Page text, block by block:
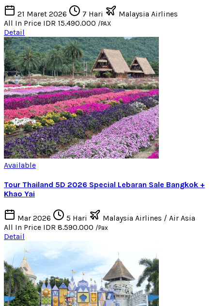
21 Maret 2026 7 Hari
Malaysia Airlines
All In Price IDR 15.490.000 /PAX
Detail
Available
Tour Thailand 5D 2026 Special Lebaran Sale Bangkok +
Khao Yai
Mar 2026 5 Hari
Malaysia Airlines / Air Asia
All In Price IDR 8.590.000 /Pax
Detail